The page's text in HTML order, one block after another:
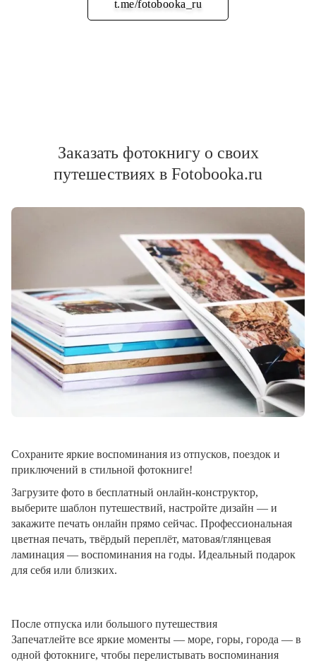
t.me/fotobooka_ru
Подписаться
Заказать фотокнигу о своих
путешествиях в Fotobooka.ru
Сохраните яркие воспоминания из отпусков, поездок и
приключений в стильной фотокниге!
Загрузите фото в бесплатный онлайн-конструктор,
выберите шаблон путешествий, настройте дизайн — и
закажите печать онлайн прямо сейчас. Профессиональная
цветная печать, твёрдый переплёт, матовая/глянцевая
ламинация — воспоминания на годы. Идеальный подарок
для себя или близких.
После отпуска или большого путешествия
Запечатлейте все яркие моменты — море, горы, города — в
одной фотокниге, чтобы перелистывать воспоминания